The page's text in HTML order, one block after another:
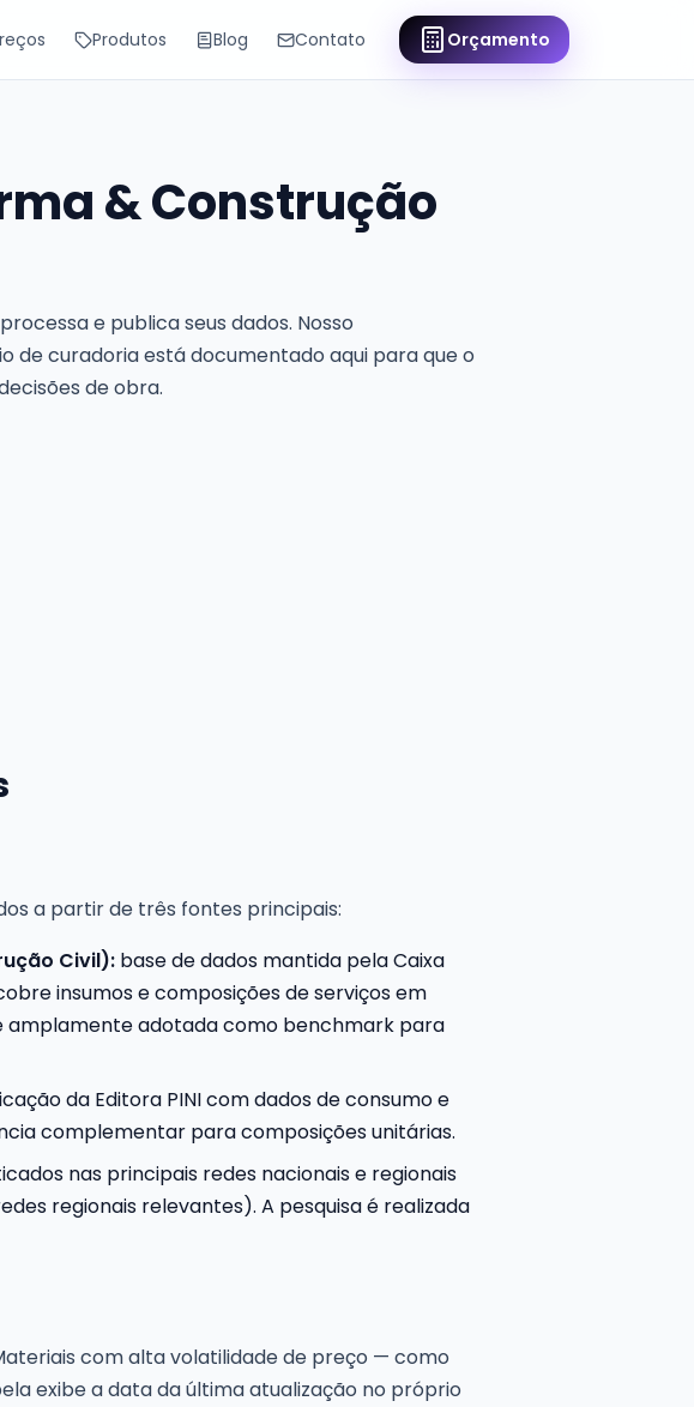
Produtos Blog Contato Orçamento
& Construção
e publica seus dados. Nosso
de curadoria está documentado aqui para que o
de obra.
a partir de três fontes principais:
Civil): base de dados mantida pela Caixa
insumos e composições de serviços em
amplamente adotada como benchmark para
da Editora PINI com dados de consumo e
complementar para composições unitárias.
nas principais redes nacionais e regionais
regionais relevantes). A pesquisa é realizada
com alta volatilidade de preço — como
exibe a data da última atualização no próprio